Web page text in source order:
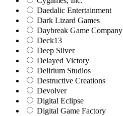
Daedalic Entertainment
Dark Lizard Games
Daybreak Game Company
Deck13
Deep Silver
Delayed Victory
Delirium Studios
Destructive Creations
Devolver
Digital Eclipse
Digital Game Factory